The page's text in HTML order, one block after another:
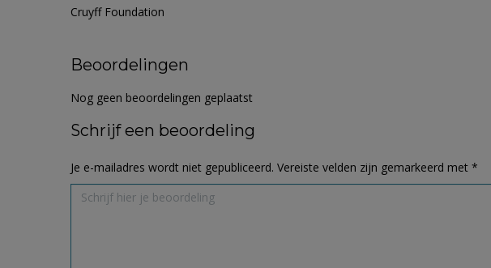
Cruyff Foundation
Beoordelingen
Nog geen beoordelingen geplaatst
Schrijf een beoordeling
Je e-mailadres wordt niet gepubliceerd. Vereiste velden zijn gemarkeerd met *